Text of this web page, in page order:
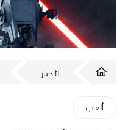
الأخبار
ألعاب